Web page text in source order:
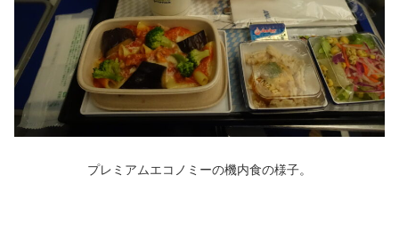
プレミアムエコノミーの機内食の様子。